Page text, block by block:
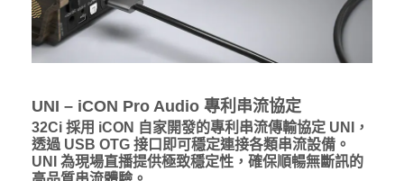
UNI – iCON Pro Audio 專利串流協定
32Ci 採用 iCON 自家開發的專利串流傳輸協定 UNI，
透過 USB OTG 接口即可穩定連接各類串流設備。
UNI 為現場直播提供極致穩定性，確保順暢無斷訊的